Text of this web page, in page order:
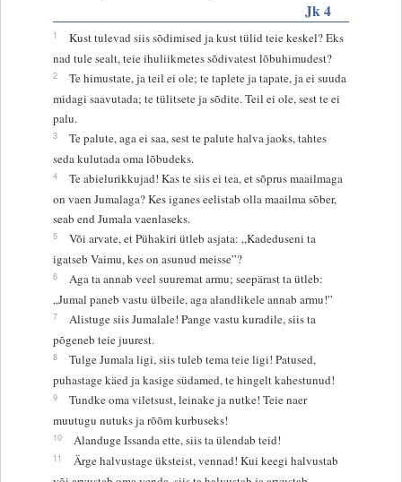
Jk 4
1
Kust tulevad siis sõdimised ja kust tülid teie keskel? Eks
nad tule sealt, teie ihuliikmetes sõdivatest lõbuhimudest?
2
Te himustate, ja teil ei ole; te taplete ja tapate, ja ei suuda
midagi saavutada; te tülitsete ja sõdite. Teil ei ole, sest te ei
palu.
3
Te palute, aga ei saa, sest te palute halva jaoks, tahtes
seda kulutada oma lõbudeks.
4
Te abielurikkujad! Kas te siis ei tea, et sõprus maailmaga
on vaen Jumalaga? Kes iganes eelistab olla maailma sõber,
seab end Jumala vaenlaseks.
5
Või arvate, et Pühakiri ütleb asjata: „Kadeduseni ta
igatseb Vaimu, kes on asunud meisse”?
6
Aga ta annab veel suuremat armu; seepärast ta ütleb:
„Jumal paneb vastu ülbeile, aga alandlikele annab armu!”
7
Alistuge siis Jumalale! Pange vastu kuradile, siis ta
põgeneb teie juurest.
8
Tulge Jumala ligi, siis tuleb tema teie ligi! Patused,
puhastage käed ja kasige südamed, te hingelt kahestunud!
9
Tundke oma viletsust, leinake ja nutke! Teie naer
muutugu nutuks ja rõõm kurbuseks!
10 Alanduge Issanda ette, siis ta ülendab teid!
11
Ärge halvustage üksteist, vennad! Kui keegi halvustab